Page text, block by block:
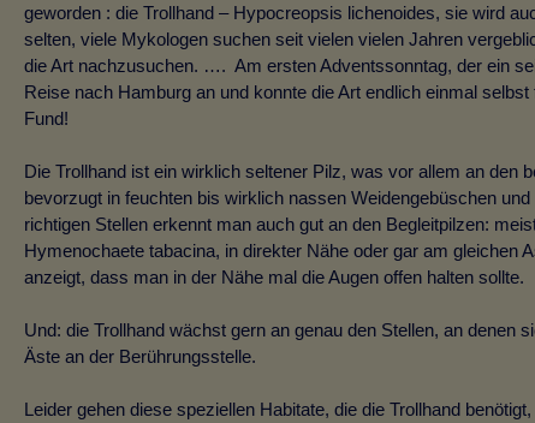
geworden : die Trollhand – Hypocreopsis lichenoides, sie wird
selten, viele Mykologen suchen seit vielen vielen Jahren
die Art nachzusuchen. …. Am ersten Adventssonntag, der ein
Reise nach Hamburg an und konnte die Art endlich einmal
Fund!
Die Trollhand ist ein wirklich seltener Pilz, was vor allem an den
bevorzugt in feuchten bis wirklich nassen Weidengebüschen
richtigen Stellen erkennt man auch gut an den Begleitpilzen:
Hymenochaete tabacina, in direkter Nähe oder gar am gleichen
anzeigt, dass man in der Nähe mal die Augen offen halten sollte.
Und: die Trollhand wächst gern an genau den Stellen, an denen
Äste an der Berührungsstelle.
Leider gehen diese speziellen Habitate, die die Trollhand